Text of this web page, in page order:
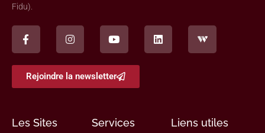
Fidu).
Rejoindre la newsletter
Les Sites Services Liens utiles